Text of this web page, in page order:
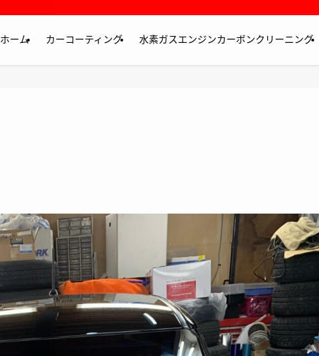
ホーム カーコーティング 水素ガスエンジンカーボンクリーニング